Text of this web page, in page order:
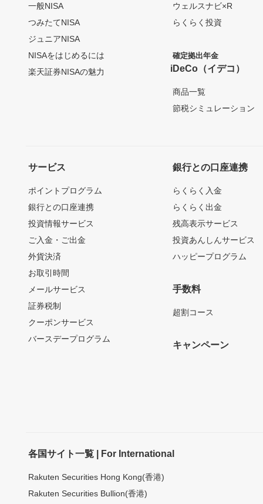
一般NISA
つみたてNISA
ジュニアNISA
NISAをはじめるには
楽天証券NISAの魅力
ウェルスナビ×R
らくらく投資
確定拠出年金
iDeCo（イデコ）
商品一覧
節税シミュレーション
サービス
ポイントプログラム
銀行との口座連携
投資情報サービス
ご入金・ご出金
外貨決済
お取引時間
メールサービス
証券税制
クーポンサービス
バースデープログラム
銀行との口座連携
らくらく入金
らくらく出金
残高表示サービス
投資あんしんサービス
ハッピープログラム
手数料
超割コース
キャンペーン
各国サイト一覧 | For International
Rakuten Securities Hong Kong(香港)
Rakuten Securities Bullion(香港)